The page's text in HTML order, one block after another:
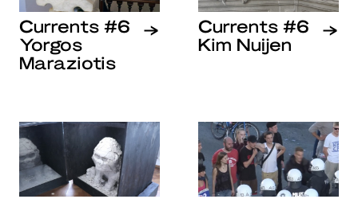
Currents #6
Yorgos
Maraziotis
Currents #6
Kim Nuijen